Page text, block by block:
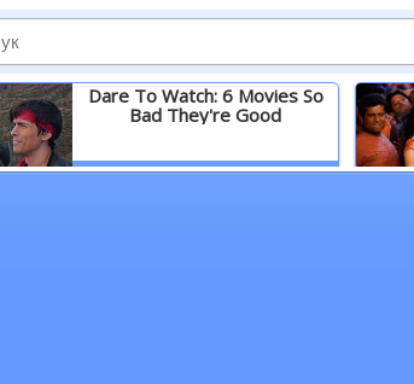
Dare To Watch: 6 Movies So
Bad They're Good
Детальніше